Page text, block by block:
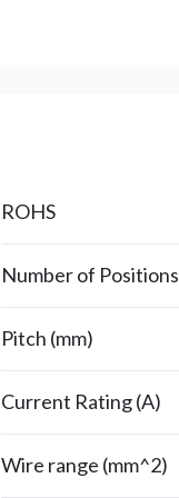
ROHS
Number of Positions
Pitch (mm)
Current Rating (A)
Wire range (mm^2)